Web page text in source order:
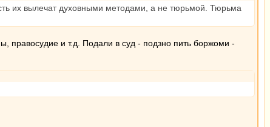
их вылечат духовными методами, а не тюрьмой. Тюрьма
правосудие и т.д. Подали в суд - подзно пить боржоми -